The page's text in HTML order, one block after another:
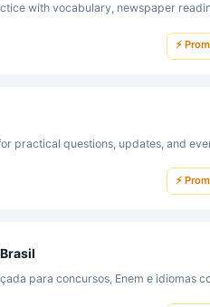
with vocabulary, newspaper
⚡
practical questions, updates, and
⚡
para concursos, Enem e idiomas